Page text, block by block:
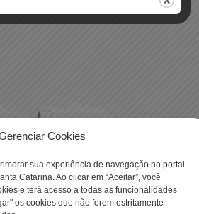
Cookies
sua experiência de navegação no portal
Catarina. Ao clicar em “Aceitar”, você
e terá acesso a todas as funcionalidades
os cookies que não forem estritamente
SC